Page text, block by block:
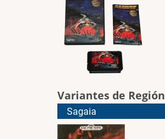
Variantes de Región
Sagaia